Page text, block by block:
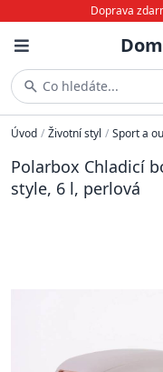
Doprava
Co hledáte...
Úvod / Životní styl / Sport a
Polarbox Chladicí
style, 6 l, perlová